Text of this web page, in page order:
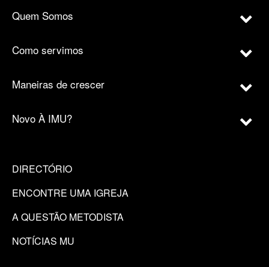
Quem Somos
Como servimos
Maneiras de crescer
Novo À IMU?
DIRECTÓRIO
ENCONTRE UMA IGREJA
A QUESTÃO METODISTA
NOTÍCIAS MU